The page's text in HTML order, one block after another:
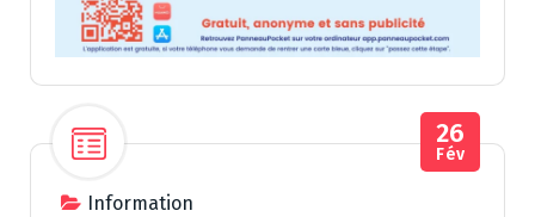
Information
26
Fév